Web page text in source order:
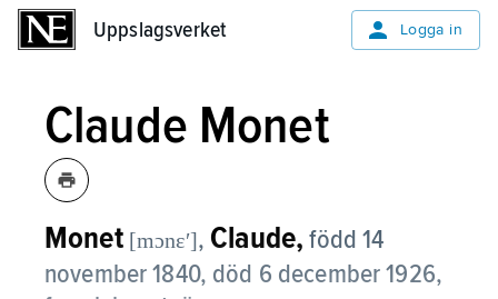
Uppslagsverket Logga in
Claude Monet
Monet [mɔnɛʹ], Claude, född 14
november 1840, död 6 december 1926,